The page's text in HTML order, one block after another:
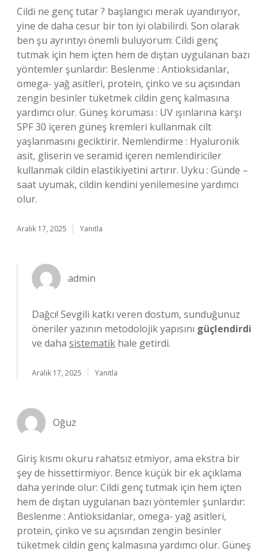
Cildi ne genç tutar ? başlangıcı merak uyandırıyor,
yine de daha cesur bir ton iyi olabilirdi. Son olarak
ben şu ayrıntıyı önemli buluyorum: Cildi genç
tutmak için hem içten hem de dıştan uygulanan bazı
yöntemler şunlardır: Beslenme : Antioksidanlar,
omega- yağ asitleri, protein, çinko ve su açısından
zengin besinler tüketmek cildin genç kalmasına
yardımcı olur. Güneş koruması : UV ışınlarına karşı
SPF 30 içeren güneş kremleri kullanmak cilt
yaşlanmasını geciktirir. Nemlendirme : Hyaluronik
asit, gliserin ve seramid içeren nemlendiriciler
kullanmak cildin elastikiyetini artırır. Uyku : Günde –
saat uyumak, cildin kendini yenilemesine yardımcı
olur.
Aralık 17, 2025 Yanıtla
admin
Dağcı! Sevgili katkı veren dostum, sunduğunuz
öneriler yazının metodolojik yapısını güçlendirdi
ve daha sistematik hale getirdi.
Aralık 17, 2025 Yanıtla
Oğuz
Giriş kısmı okuru rahatsız etmiyor, ama ekstra bir
şey de hissettirmiyor. Bence küçük bir ek açıklama
daha yerinde olur: Cildi genç tutmak için hem içten
hem de dıştan uygulanan bazı yöntemler şunlardır:
Beslenme : Antioksidanlar, omega- yağ asitleri,
protein, çinko ve su açısından zengin besinler
tüketmek cildin genç kalmasına yardımcı olur. Güneş